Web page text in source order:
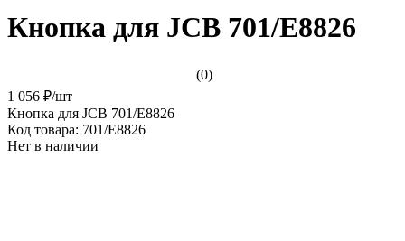
Кнопка для JCB 701/E8826
(0)
1 056 ₽/шт
Кнопка для JCB 701/E8826
Код товара: 701/E8826
Нет в наличии